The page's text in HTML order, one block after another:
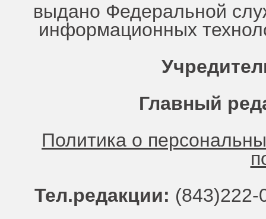
выдано Федеральной
информационных
Главный
Политика о
Тел.редакции: